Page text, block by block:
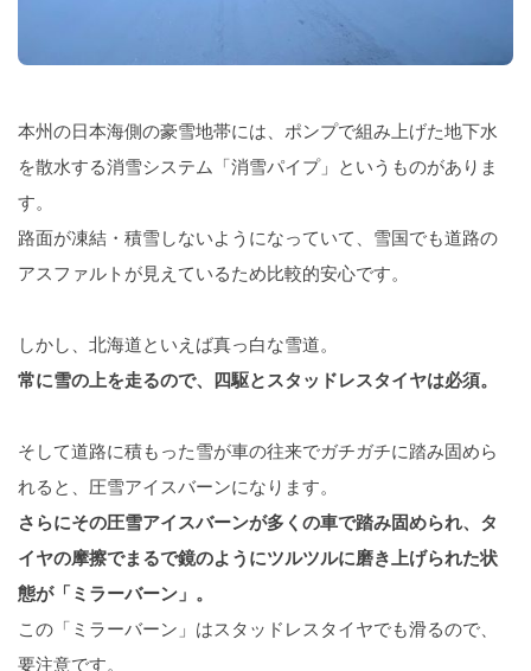
本州の日本海側の豪雪地帯には、ポンプで組み上げた地下水
を散水する消雪システム「消雪パイプ」というものがありま
す。
路面が凍結・積雪しないようになっていて、雪国でも道路の
アスファルトが見えているため比較的安心です。
しかし、北海道といえば真っ白な雪道。
常に雪の上を走るので、四駆とスタッドレスタイヤは必須。
そして道路に積もった雪が車の往来でガチガチに踏み固めら
れると、圧雪アイスバーンになります。
さらにその圧雪アイスバーンが多くの車で踏み固められ、タ
イヤの摩擦でまるで鏡のようにツルツルに磨き上げられた状
態が「ミラーバーン」。
この「ミラーバーン」はスタッドレスタイヤでも滑るので、
要注意です。